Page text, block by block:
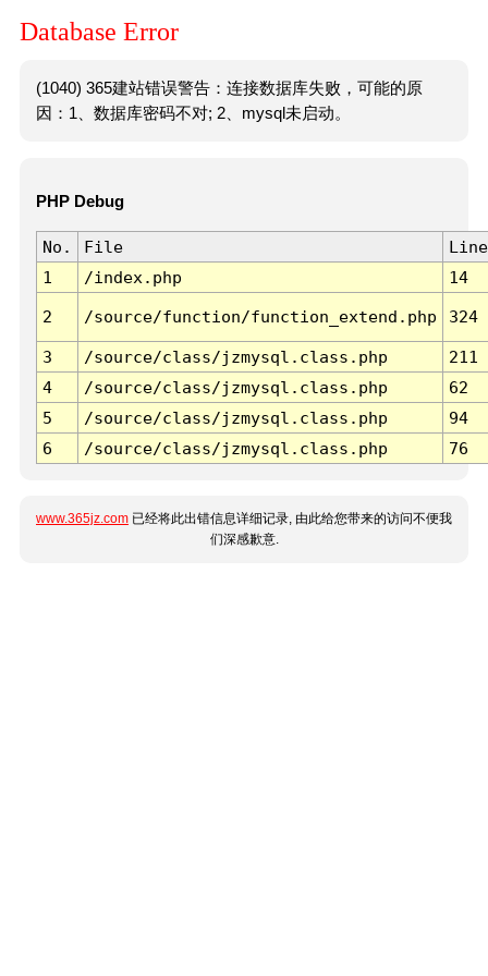
Database Error
(1040) 365建站错误警告：连接数据库失败，可能的原
因：1、数据库密码不对; 2、mysql未启动。
PHP Debug
No. File
Line
1
/index.php 14
2 /source/function/function_extend.php 324
3 /source/class/jzmysql.class.php
211
4
/source/class/jzmysql.class.php
62
5
/source/class/jzmysql.class.php
94
6
/source/class/jzmysql.class.php 76
www.365jz.com 已经将此出错信息详细记录, 由此给您带来的访问不便我
们深感歉意.